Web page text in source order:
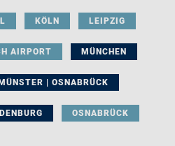
KÖLN LEIPZIG
AIRPORT MÜNCHEN
MÜNSTER | OSNABRÜCK
OSNABRÜCK